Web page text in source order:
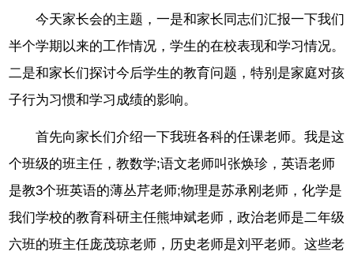
今天家长会的主题，一是和家长同志们汇报一下我们
半个学期以来的工作情况，学生的在校表现和学习情况。
二是和家长们探讨今后学生的教育问题，特别是家庭对孩
子行为习惯和学习成绩的影响。
首先向家长们介绍一下我班各科的任课老师。我是这
个班级的班主任，教数学;语文老师叫张焕珍，英语老师
是教3个班英语的薄丛芹老师;物理是苏承刚老师，化学是
我们学校的教育科研主任熊坤斌老师，政治老师是二年级
六班的班主任庞茂琼老师，历史老师是刘平老师。这些老